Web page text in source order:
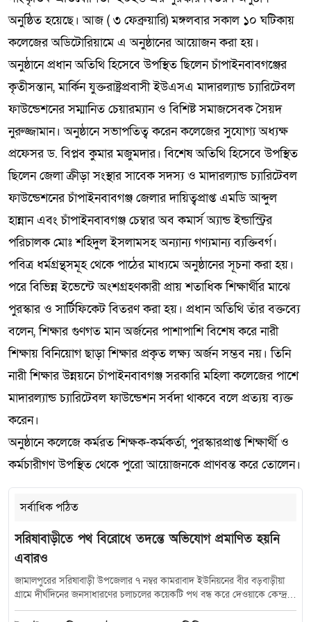
অনুষ্ঠিত হয়েছে। আজ ( ৩ ফেব্রুয়ারি) মঙ্গলবার সকাল ১০ ঘটিকায়
কলেজের অডিটোরিয়ামে এ অনুষ্ঠানের আয়োজন করা হয়।
অনুষ্ঠানে প্রধান অতিথি হিসেবে উপস্থিত ছিলেন চাঁপাইনবাবগঞ্জের
কৃতীসন্তান, মার্কিন যুক্তরাষ্ট্রপ্রবাসী ইউএসএ মাদারল্যান্ড চ্যারিটেবল
ফাউন্ডেশনের সম্মানিত চেয়ারম্যান ও বিশিষ্ট সমাজসেবক সৈয়দ
নুরুজ্জামান। অনুষ্ঠানে সভাপতিত্ব করেন কলেজের সুযোগ্য অধ্যক্ষ
প্রফেসর ড. বিপ্লব কুমার মজুমদার। বিশেষ অতিথি হিসেবে উপস্থিত
ছিলেন জেলা ক্রীড়া সংস্থার সাবেক সদস্য ও মাদারল্যান্ড চ্যারিটেবল
ফাউন্ডেশনের চাঁপাইনবাবগঞ্জ জেলার দায়িত্বপ্রাপ্ত এমডি আব্দুল
হান্নান এবং চাঁপাইনবাবগঞ্জ চেম্বার অব কমার্স অ্যান্ড ইন্ডাস্ট্রির
পরিচালক মোঃ শহিদুল ইসলামসহ অন্যান্য গণ্যমান্য ব্যক্তিবর্গ।
পবিত্র ধর্মগ্রন্থসমূহ থেকে পাঠের মাধ্যমে অনুষ্ঠানের সূচনা করা হয়।
পরে বিভিন্ন ইভেন্টে অংশগ্রহণকারী প্রায় শতাধিক শিক্ষার্থীর মাঝে
পুরস্কার ও সার্টিফিকেট বিতরণ করা হয়। প্রধান অতিথি তাঁর বক্তব্যে
বলেন, শিক্ষার গুণগত মান অর্জনের পাশাপাশি বিশেষ করে নারী
শিক্ষায় বিনিয়োগ ছাড়া শিক্ষার প্রকৃত লক্ষ্য অর্জন সম্ভব নয়। তিনি
নারী শিক্ষার উন্নয়নে চাঁপাইনবাবগঞ্জ সরকারি মহিলা কলেজের পাশে
মাদারল্যান্ড চ্যারিটেবল ফাউন্ডেশন সর্বদা থাকবে বলে প্রত্যয় ব্যক্ত
করেন।
অনুষ্ঠানে কলেজে কর্মরত শিক্ষক-কর্মকর্তা, পুরস্কারপ্রাপ্ত শিক্ষার্থী ও
কর্মচারীগণ উপস্থিত থেকে পুরো আয়োজনকে প্রাণবন্ত করে তোলেন।
সর্বাধিক পঠিত
সরিষাবাড়ীতে পথ বিরোধে তদন্তে অভিযোগ প্রমাণিত হয়নি
এবারও
জামালপুরের সরিষাবাড়ী উপজেলার ৭ নম্বর কামরাবাদ ইউনিয়নের বীর বড়বাড়ীয়া
গ্রামে দীর্ঘদিনের জনসাধারণের চলাচলের কয়েকটি পথ বন্ধ করে দেওয়াকে কেন্দ্র
করে সৃষ্ট বিরোধে নতুন মোড় নিয়েছে। সরকারি তদন্তে অভিযোগকারীর উত্থাপিত